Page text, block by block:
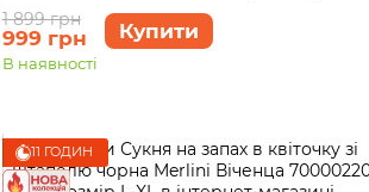
1 899 грн
999 грн Купити
В наявності
11 ГОДИН